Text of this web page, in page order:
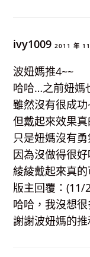
ivy10092011 年
波妞媽推4~~
哈哈…之前妞媽
雖然沒有很成功
但戴起來效果
只是妞媽沒有
因為沒做得很
綾綾戴起來真
版主回覆：(11/
哈哈，我沒想
謝謝波妞媽的